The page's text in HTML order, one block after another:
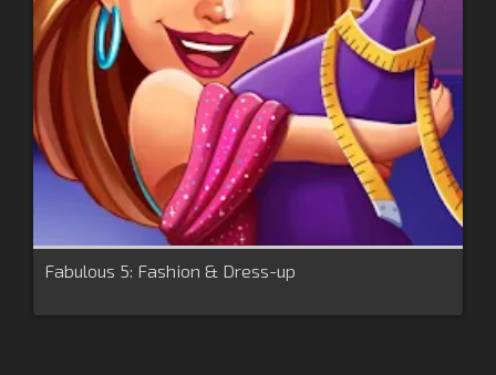
Fabulous 5: Fashion & Dress-up